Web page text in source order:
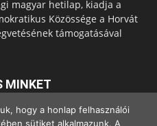
magyar hetilap, kiadja a
Közössége a Horvát
támogatásával
MINKET
hogy a honlap felhasználói
sütiket alkalmazunk. A